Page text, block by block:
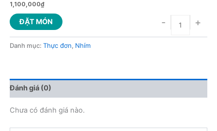
1,100,000₫
- +
ĐẶT MÓN
Danh mục: Thực đơn, Nhím
Đánh giá (0)
Chưa có đánh giá nào.